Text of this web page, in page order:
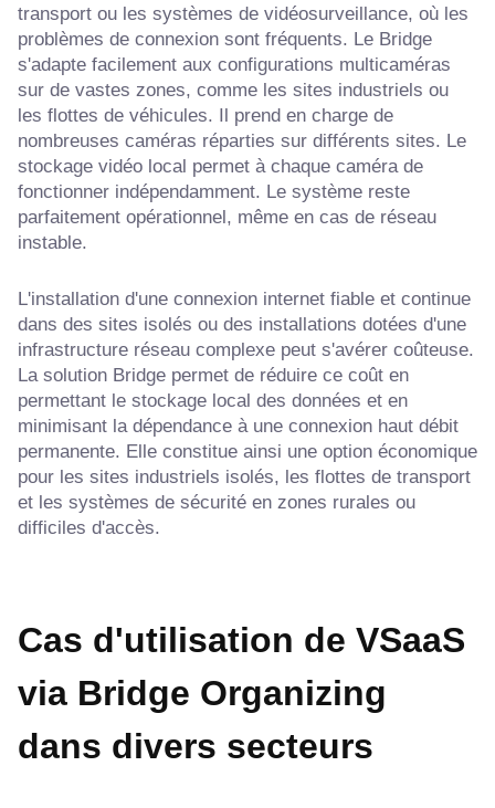
transport ou les systèmes de vidéosurveillance, où les
problèmes de connexion sont fréquents. Le Bridge
s'adapte facilement aux configurations multicaméras
sur de vastes zones, comme les sites industriels ou
les flottes de véhicules. Il prend en charge de
nombreuses caméras réparties sur différents sites. Le
stockage vidéo local permet à chaque caméra de
fonctionner indépendamment. Le système reste
parfaitement opérationnel, même en cas de réseau
instable.
L'installation d'une connexion internet fiable et continue
dans des sites isolés ou des installations dotées d'une
infrastructure réseau complexe peut s'avérer coûteuse.
La solution Bridge permet de réduire ce coût en
permettant le stockage local des données et en
minimisant la dépendance à une connexion haut débit
permanente. Elle constitue ainsi une option économique
pour les sites industriels isolés, les flottes de transport
et les systèmes de sécurité en zones rurales ou
difficiles d'accès.
Cas d'utilisation de VSaaS
via Bridge Organizing
dans divers secteurs